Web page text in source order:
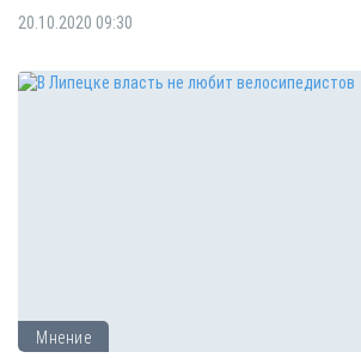
20.10.2020 09:30
Мнение